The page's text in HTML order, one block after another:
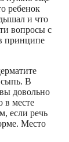
ребенок
и что
вопросы с
принципе
В
довольно
в месте
если речь
Место